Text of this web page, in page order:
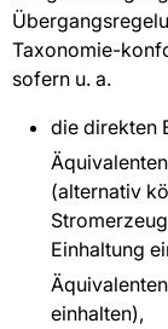
Taxonomie-
sofern u. a.
die direkten
(alternativ
Einhaltung
einhalten),